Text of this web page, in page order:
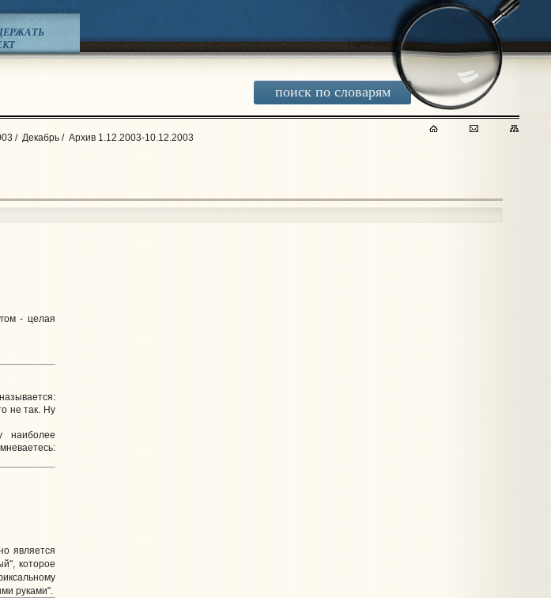
поиск по словарям
/ Декабрь/ Архив 1.12.2003-10.12.2003
- целая
не так. Ну
является
которое
руками".